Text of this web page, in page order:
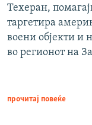
Техеран,
таргетира
воени објекти и
во регионот на
прочитај повеќе